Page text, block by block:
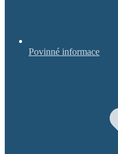
Povinné informace